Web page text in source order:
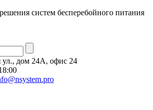
систем бесперебойного питания
ул., дом 24А, офис 24